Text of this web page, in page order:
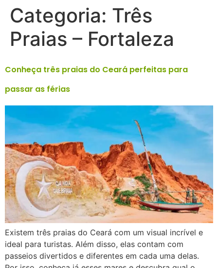
Categoria: Três
Praias – Fortaleza
Conheça três praias do Ceará perfeitas para
passar as férias
Existem três praias do Ceará com um visual incrível e
ideal para turistas. Além disso, elas contam com
passeios divertidos e diferentes em cada uma delas.